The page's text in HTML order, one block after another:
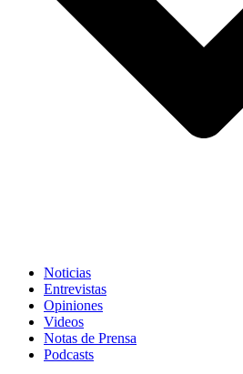
Noticias
Entrevistas
Opiniones
Videos
Notas de Prensa
Podcasts